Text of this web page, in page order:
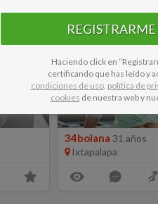
34bolana 31 años
Ixtapalapa
Haciendo click en
certificando que has leído y
condiciones de uso, política de
cookies de nuestra web y